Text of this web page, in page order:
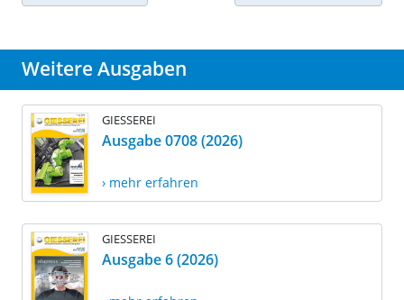
Weitere Ausgaben
GIESSEREI
Ausgabe 0708 (2026)
› mehr erfahren
GIESSEREI
Ausgabe 6 (2026)